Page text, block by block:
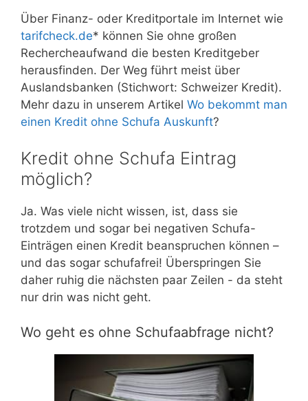
Über Finanz- oder Kreditportale im Internet wie
tarifcheck.de* können Sie ohne großen
Rechercheaufwand die besten Kreditgeber
herausfinden. Der Weg führt meist über
Auslandsbanken (Stichwort: Schweizer Kredit).
Mehr dazu in unserem Artikel Wo bekommt man
einen Kredit ohne Schufa Auskunft?
Kredit ohne Schufa Eintrag
möglich?
Ja. Was viele nicht wissen, ist, dass sie
trotzdem und sogar bei negativen Schufa-
Einträgen einen Kredit beanspruchen können –
und das sogar schufafrei! Überspringen Sie
daher ruhig die nächsten paar Zeilen - da steht
nur drin was nicht geht.
Wo geht es ohne Schufaabfrage nicht?